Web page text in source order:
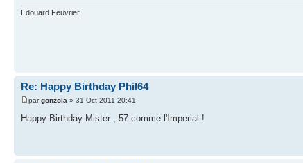
Edouard Feuvrier
Re: Happy Birthday Phil64
pargonzola » 31 Oct 2011 20:41
Happy Birthday Mister , 57 comme l'Imperial !